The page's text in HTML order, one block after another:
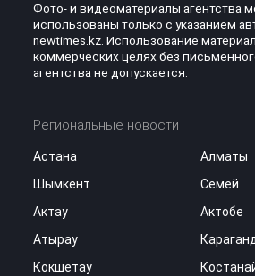
Фото- и видеоматериалы агентства
использованы только с указанием
newtimes.kz. Использование
коммерческих целях без
агентства не допускается.
Региональные новости
Астана
Алматы
Шымкент
Семей
Актау
Актобе
Атырау
Кокшетау